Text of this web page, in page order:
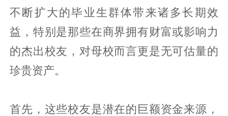
不断扩大的毕业生群体带来诸多长期效
益，特别是那些在商界拥有财富或影响力
的杰出校友，对母校而言更是无可估量的
珍贵资产。
首先，这些校友是潜在的巨额资金来源，